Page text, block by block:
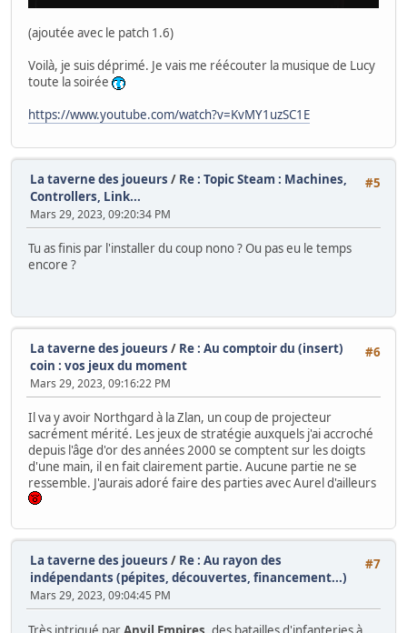
(ajoutée avec le patch 1.6)
Voilà, je suis déprimé. Je vais me réécouter la musique de Lucy
toute la soirée
https://www.youtube.com/watch?v=KvMY1uzSC1E
#5
La taverne des joueurs / Re : Topic Steam : Machines,
Controllers, Link...
Mars 29, 2023, 09:20:34 PM
Tu as finis par l'installer du coup nono ? Ou pas eu le temps
encore ?
#6
La taverne des joueurs / Re : Au comptoir du (insert)
coin : vos jeux du moment
Mars 29, 2023, 09:16:22 PM
Il va y avoir Northgard à la Zlan, un coup de projecteur
sacrément mérité. Les jeux de stratégie auxquels j'ai accroché
depuis l'âge d'or des années 2000 se comptent sur les doigts
d'une main, il en fait clairement partie. Aucune partie ne se
ressemble. J'aurais adoré faire des parties avec Aurel d'ailleurs
#7
La taverne des joueurs / Re : Au rayon des
indépendants (pépites, découvertes, financement...)
Mars 29, 2023, 09:04:45 PM